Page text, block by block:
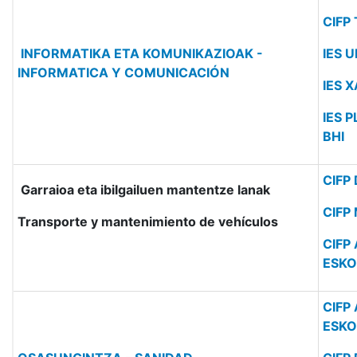
INFORMATIKA ETA KOMUNIKAZIOAK -
INFORMATICA Y COMUNICACIÓN
CIFP
IES
IES
IES
BHI
Garraioa eta ibilgailuen mantentze lanak
Transporte y mantenimiento de vehículos
CIFP
CIFP
CIFP
CIFP